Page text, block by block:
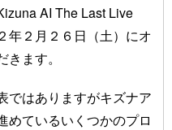
AI The Last Live
年２月２６日（土）にオ
ます。
ではありますがキズナア
めているいくつかのプロ